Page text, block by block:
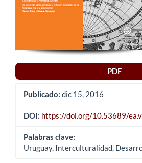
PDF
Publicado: dic 15, 2016
DOI: https://doi.org/10.53689/
Palabras clave:
Uruguay, Interculturalidad,